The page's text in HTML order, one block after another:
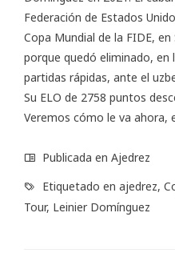
Federación de Estados
Copa Mundial de la FIDE,
porque quedó eliminado, en
partidas rápidas, ante el
Su ELO de 2758 puntos
Veremos cómo le va ahora,
Publicada en Ajedrez
Etiquetado en ajedrez,
Tour, Leinier Domínguez